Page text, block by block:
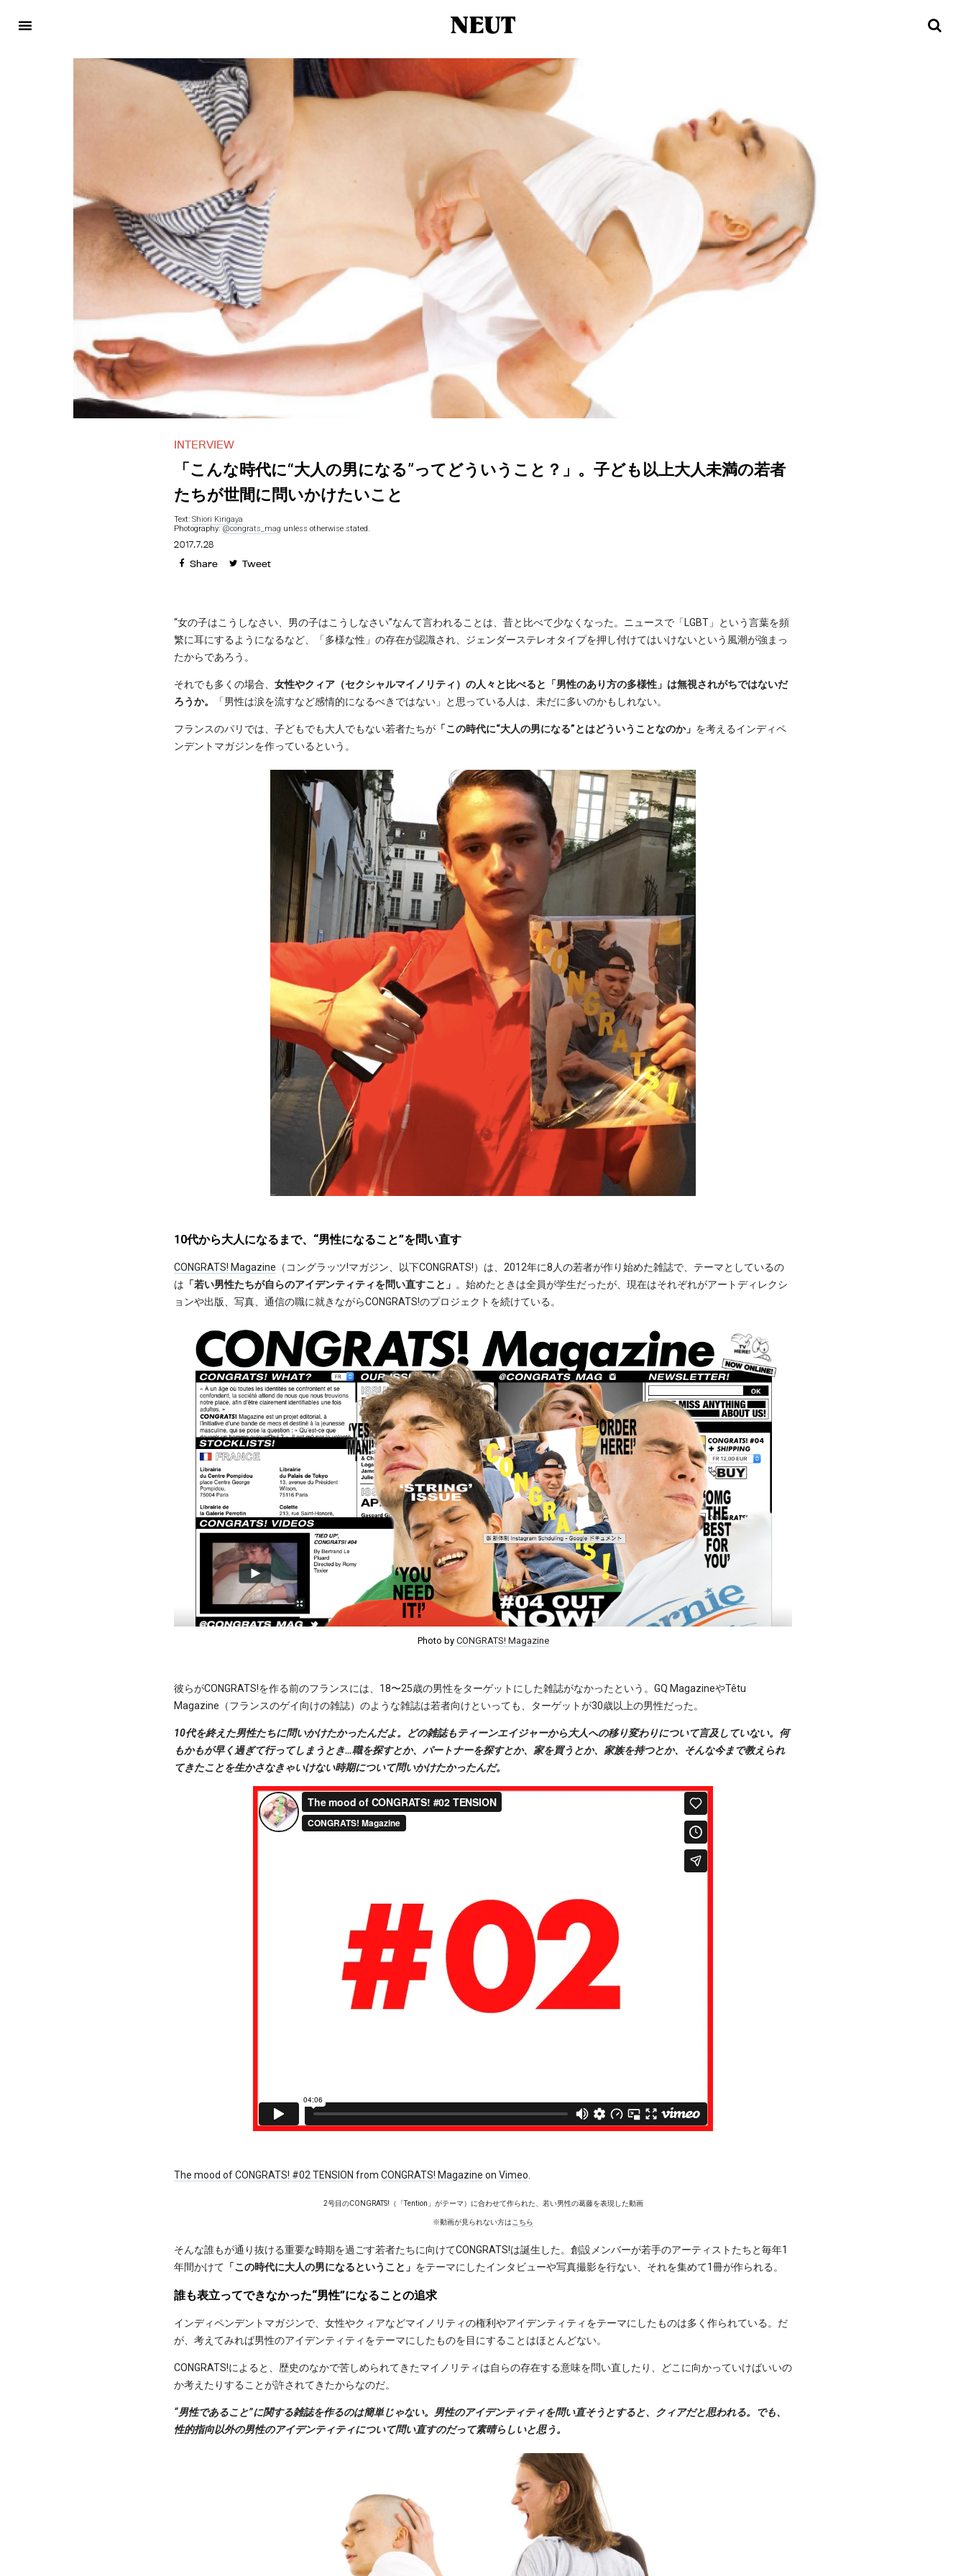
INTERVIEW
「こんな時代に“大人の男になる”ってどういうこと？」。子ども以上大人未満の若者
たちが世間に問いかけたいこと
Text: Shiori Kirigaya
Photography: @congrats_mag unless otherwise stated.
2017.7.28
Share Tweet
“女の子はこうしなさい、男の子はこうしなさい”なんて言われることは、昔と比べて少なくなった。ニュースで「LGBT」という言葉を頻
繁に耳にするようになるなど、「多様な性」の存在が認識され、ジェンダーステレオタイプを押し付けてはいけないという風潮が強まっ
たからであろう。
それでも多くの場合、 女性やクィア（セクシャルマイノリティ）の人々と比べると「男性のあり方の多様性」は無視されがちではないだ
ろうか。
「男性は涙を流すなど感情的になるべきではない」と思っている人は、未だに多いのかもしれない。
フランスのパリでは、子どもでも大人でもない若者たちが 「この時代に“大人の男になる”とはどういうことなのか」 を考えるインディペ
ンデントマガジンを作っているという。
10代から大人になるまで、“男性になること”を問い直す
CONGRATS! Magazine （コングラッツ!マガジン、以下CONGRATS!）は、2012年に8人の若者が作り始めた雑誌で、テーマとしているの
は 「若い男性たちが自らのアイデンティティを問い直すこと」 。始めたときは全員が学生だったが、現在はそれぞれがアートディレクシ
ョンや出版、写真、通信の職に就きながらCONGRATS!のプロジェクトを続けている。
Photo by CONGRATS! Magazine
彼らがCONGRATS!を作る前のフランスには、18〜25歳の男性をターゲットにした雑誌がなかったという。GQ MagazineやTêtu
Magazine（フランスのゲイ向けの雑誌）のような雑誌は若者向けといっても、ターゲットが30歳以上の男性だった。
10代を終えた男性たちに問いかけたかったんだよ。どの雑誌もティーンエイジャーから大人への移り変わりについて言及していない。何
もかもが早く過ぎて行ってしまうとき…職を探すとか、パートナーを探すとか、家を買うとか、家族を持つとか、そんな今まで教えられ
てきたことを生かさなきゃいけない時期について問いかけたかったんだ。
The mood of CONGRATS! #02 TENSION from CONGRATS! Magazine on Vimeo.
2号目のCONGRATS!（「Tention」がテーマ）に合わせて作られた、若い男性の葛藤を表現した動画
※動画が見られない方はこちら
そんな誰もが通り抜ける重要な時期を過ごす若者たちに向けてCONGRATS!は誕生した。創設メンバーが若手のアーティストたちと毎年1
年間かけて 「この時代に大人の男になるということ」 をテーマにしたインタビューや写真撮影を行ない、それを集めて1冊が作られる。
誰も表立ってできなかった“男性”になることの追求
インディペンデントマガジンで、女性やクィアなどマイノリティの権利やアイデンティティをテーマにしたものは多く作られている。だ
が、考えてみれば男性のアイデンティティをテーマにしたものを目にすることはほとんどない。
CONGRATS!によると、歴史のなかで苦しめられてきたマイノリティは自らの存在する意味を問い直したり、どこに向かっていけばいいの
か考えたりすることが許されてきたからなのだ。
“男性であること”に関する雑誌を作るのは簡単じゃない。男性のアイデンティティを問い直そうとすると、クィアだと思われる。でも、
性的指向以外の男性のアイデンティティについて問い直すのだって素晴らしいと思う。